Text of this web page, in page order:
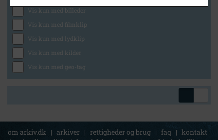
Vis kun med billeder
Vis kun med filmklip
Vis kun med lydklip
Vis kun med kilder
Vis kun med geo-tag
om arkiv.dk | arkiver | rettigheder og brug | faq | kontakt